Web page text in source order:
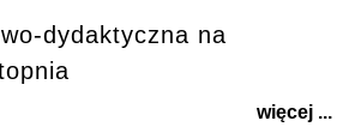
dydaktyczna na
więcej ...